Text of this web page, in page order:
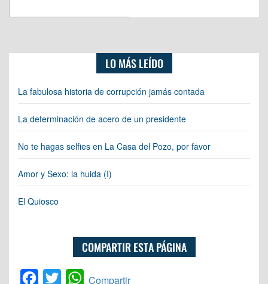
LO MÁS LEÍDO
La fabulosa historia de corrupción jamás contada
La determinación de acero de un presidente
No te hagas selfies en La Casa del Pozo, por favor
Amor y Sexo: la huida (I)
El Quiosco
COMPARTIR ESTA PÁGINA
Facebook
Twitter WhatsApp
Compartir